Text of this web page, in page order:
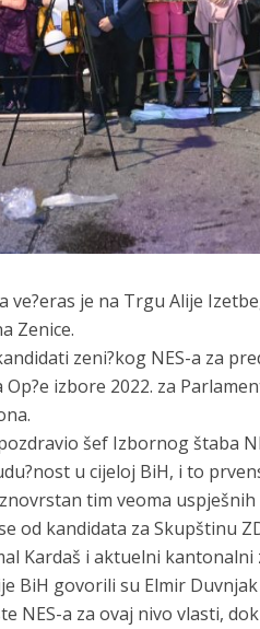
ve?eras je na Trgu Alije
Zenice.
zeni?kog NES-a za
Op?e izbore 2022. za
šef Izbornog štaba
u cijeloj BiH, i to
tim veoma uspješnih
od kandidata za Skupštinu
Kardaš i aktuelni
BiH govorili su Elmir
NES-a za ovaj nivo vlasti,